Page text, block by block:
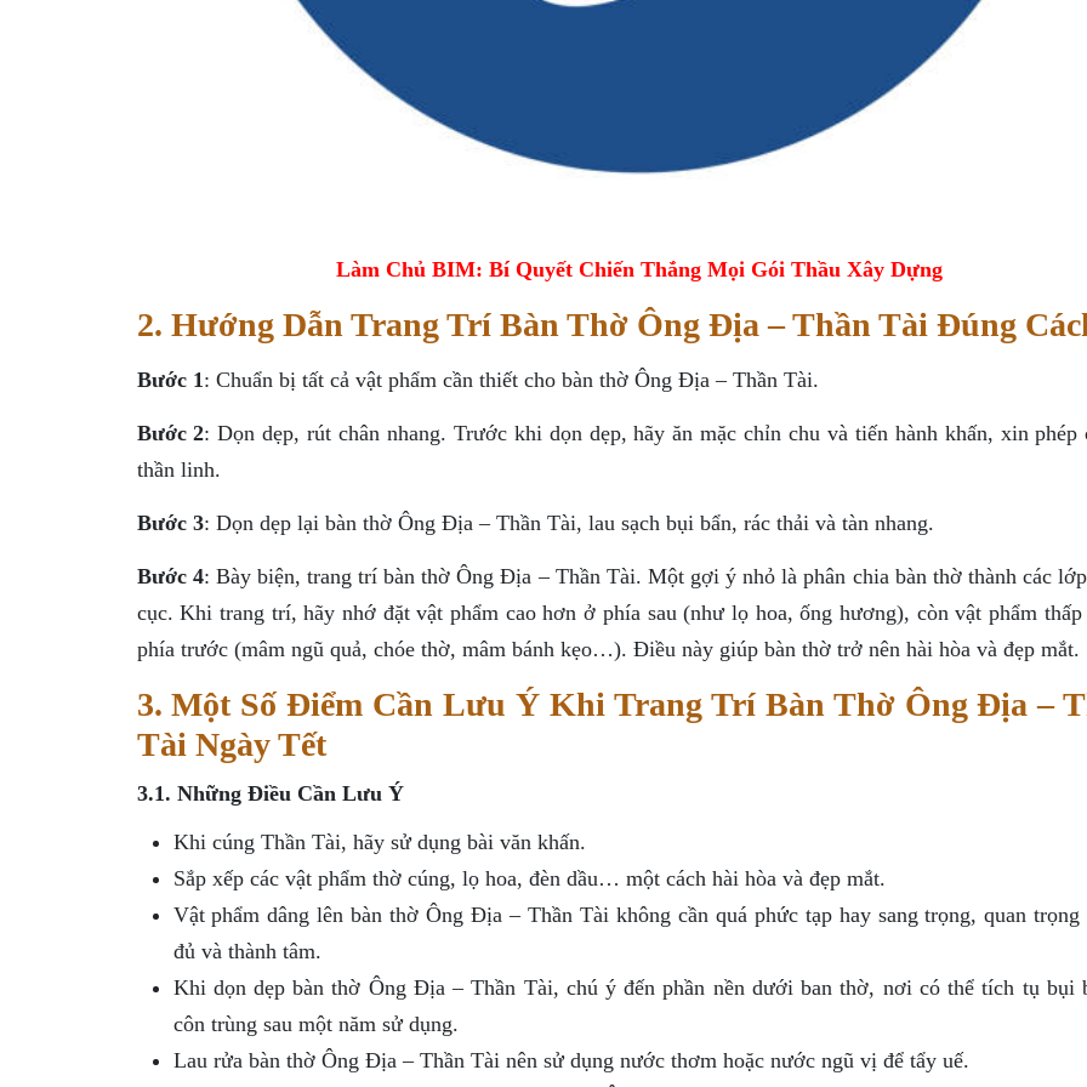
Làm Chủ BIM: Bí Quyết Chiến Thắng Mọi Gói Thầu Xây Dựng
2. Hướng Dẫn Trang Trí Bàn Thờ Ông Địa – Thần Tài Đúng
Bước 1 : Chuẩn bị tất cả vật phẩm cần thiết cho bàn thờ Ông Địa – Thần Tài.
Bước 2: Dọn dẹp, rút chân nhang. Trước khi dọn dẹp, hãy ăn mặc chỉn chu và tiến hành khấn, xin
thần linh.
Bước 3: Dọn dẹp lại bàn thờ Ông Địa – Thần Tài, lau sạch bụi bẩn, rác thải và tàn nhang.
Bước 4: Bày biện, trang trí bàn thờ Ông Địa – Thần Tài. Một gợi ý nhỏ là phân chia bàn thờ thành các
cục. Khi trang trí, hãy nhớ đặt vật phẩm cao hơn ở phía sau (như lọ hoa, ống hương), còn vật phẩm
phía trước (mâm ngũ quả, chóe thờ, mâm bánh kẹo…). Điều này giúp bàn thờ trở nên hài hòa và đẹp mắt.
3. Một Số Điểm Cần Lưu Ý Khi Trang Trí Bàn Thờ Ông Địa –
Tài Ngày Tết
3.1. Những Điều Cần Lưu Ý
Khi cúng Thần Tài, hãy sử dụng bài văn khấn.
Sắp xếp các vật phẩm thờ cúng, lọ hoa, đèn dầu… một cách hài hòa và đẹp mắt.
Vật phẩm dâng lên bàn thờ Ông Địa – Thần Tài không cần quá phức tạp hay sang trọng, quan trọng
đủ và thành tâm.
Khi dọn dẹp bàn thờ Ông Địa – Thần Tài, chú ý đến phần nền dưới ban thờ, nơi có thể tích tụ bụi
côn trùng sau một năm sử dụng.
Lau rửa bàn thờ Ông Địa – Thần Tài nên sử dụng nước thơm hoặc nước ngũ vị để tẩy uế.